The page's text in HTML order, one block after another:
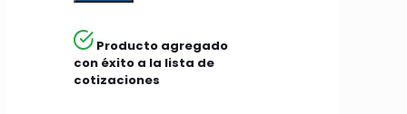
Producto agregado
con éxito a la lista de
cotizaciones